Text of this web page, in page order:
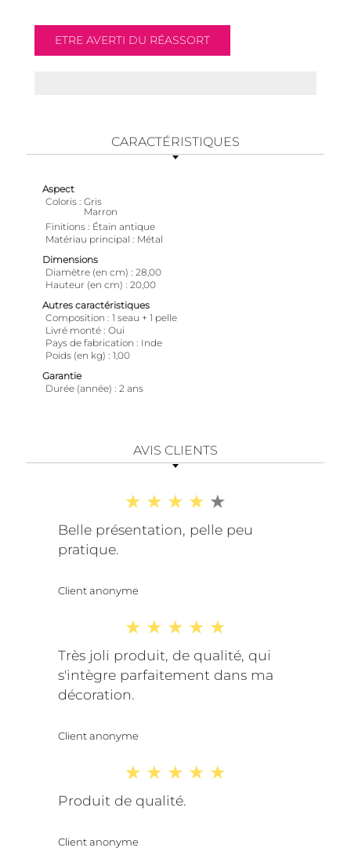
CARACTÉRISTIQUES
Aspect
Coloris Gris
Marron
Finitions
Étain antique
Matériau principal
Métal
Dimensions
Diamètre (en cm)
28,00
Hauteur (en cm)
20,00
Autres caractéristiques
Composition
1 seau + 1 pelle
Livré monté Oui
Pays de fabrication
Inde
Poids (en kg)
1,00
Garantie
Durée (année)
2 ans
AVIS CLIENTS
Belle présentation, pelle peu
pratique.
Client anonyme
Très joli produit, de qualité, qui
s'intègre parfaitement dans ma
décoration.
Client anonyme
Produit de qualité.
Client anonyme